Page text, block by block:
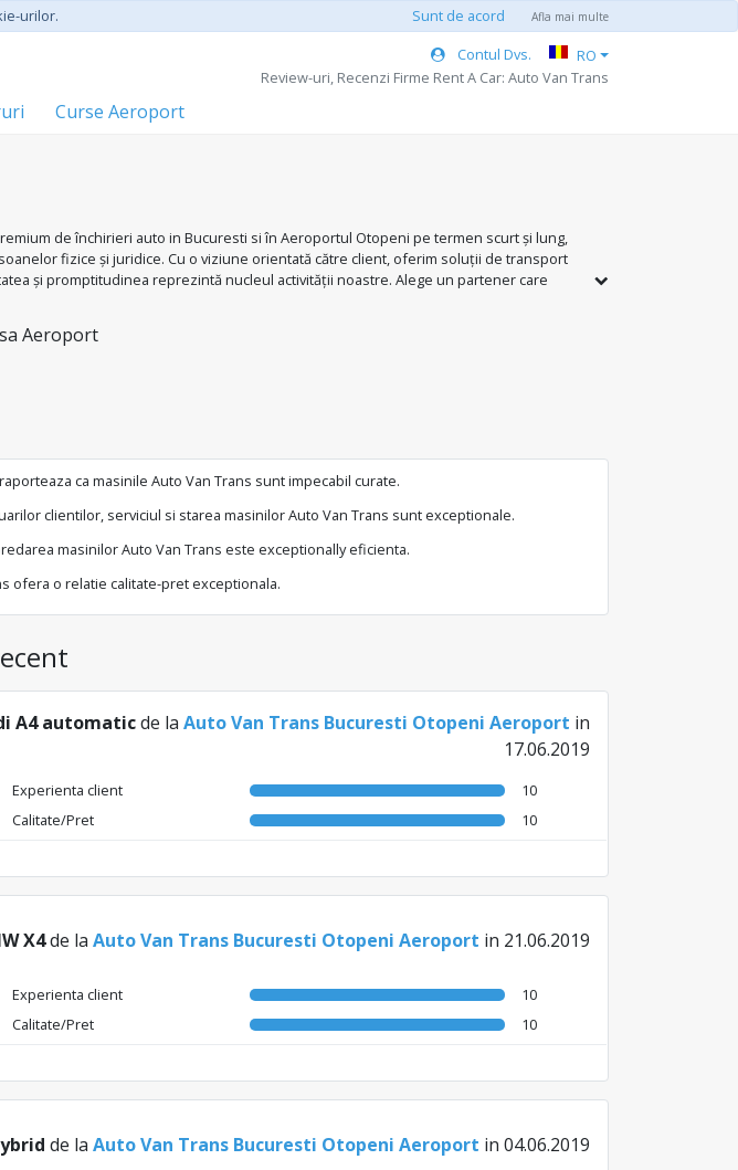
urilor. Sunt de acord Afla mai multe
Contul Dvs.
RO
Review-uri, Recenzi Firme Rent A Car: Auto Van Trans
Curse Aeroport
de închirieri auto in Bucuresti si în Aeroportul Otopeni pe termen scurt și lung,
fizice și juridice. Cu o viziune orientată către client, oferim soluții de transport
și promptitudinea reprezintă nucleul activității noastre. Alege un partener care
Aeroport
ca masinile Auto Van Trans sunt impecabil curate.
clientilor, serviciul si starea masinilor Auto Van Trans sunt exceptionale.
masinilor Auto Van Trans este exceptionally eficienta.
ofera o relatie calitate-pret exceptionala.
A4 automaticde la Auto Van Trans Bucuresti Otopeni Aeroport in
17.06.2019
Experienta client
10
Calitate/Pret 10
X4de la Auto Van Trans Bucuresti Otopeni Aeroport in 21.06.2019
Experienta client
10
Calitate/Pret 10
de la Auto Van Trans Bucuresti Otopeni Aeroport in 04.06.2019